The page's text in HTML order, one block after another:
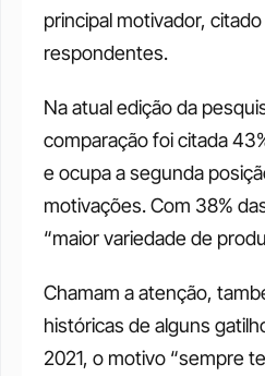
principal motivador,
respondentes.
Na atual edição da
comparação foi citada
e ocupa a segunda
motivações. Com 38%
“maior variedade de
Chamam a atenção,
históricas de alguns
2021, o motivo “sempre